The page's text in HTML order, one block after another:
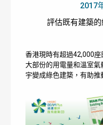
2017
評估既有建築
香港現時有超過42,000
大部份的用電量和溫室
宇變成綠色建築，有助推